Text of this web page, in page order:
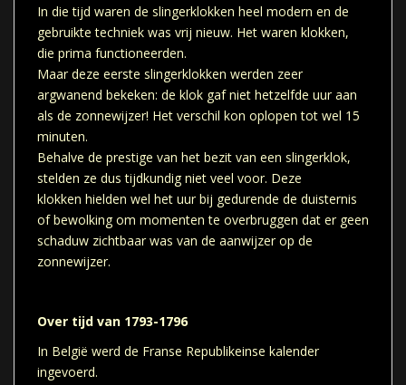
In die tijd waren de slingerklokken heel modern en de
gebruikte techniek was vrij nieuw. Het waren klokken,
die prima functioneerden.
Maar deze eerste slingerklokken werden zeer
argwanend bekeken: de klok gaf niet hetzelfde uur aan
als de zonnewijzer! Het verschil kon oplopen tot wel 15
minuten.
Behalve de prestige van het bezit van een slingerklok,
stelden ze dus tijdkundig niet veel voor. Deze
klokken hielden wel het uur bij gedurende de duisternis
of bewolking om momenten te overbruggen dat er geen
schaduw zichtbaar was van de aanwijzer op de
zonnewijzer.
Over tijd van 1793-1796
In België werd de Franse Republikeinse kalender
ingevoerd.